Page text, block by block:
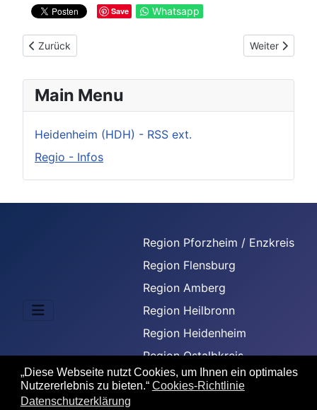
„Diese Webseite nutzt Cookies, um Ihnen ein optimales
Nutzererlebnis zu bieten.“ Cookies-Richtlinie
Datenschutzerklärung
Save Whatsapp
Vorheriger Beitrag: Landesmobilitätsgesetz Baden-
Zurück Nächster
Weiter
Main Menu
Heidenheim (HDH) - RSS ext.
Regio - Infos
Region Pforzheim / Enzkreis
Region Flensburg
Region Amberg
Region Heilbronn
Region Heidenheim
Region Ostalbkreis
Region Freiburg